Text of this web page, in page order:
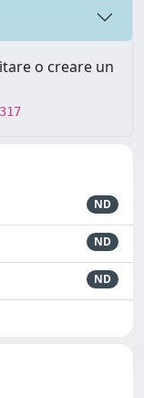
o creare un
ND
ND
ND